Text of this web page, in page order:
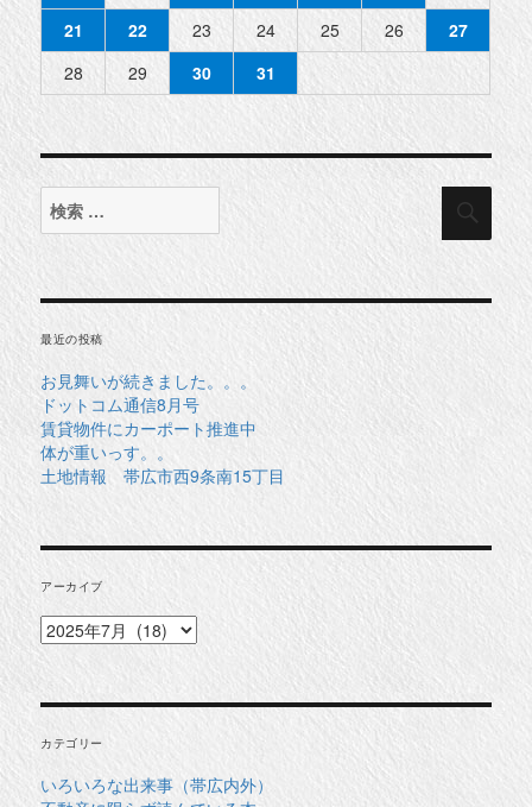
21
22 23 24 25 26
27
28
29 30 31
検
索
最近の投稿
お見舞いが続きました。。。
ドットコム通信8月号
賃貸物件にカーポート推進中
体が重いっす。。
土地情報 帯広市西9条南15丁目
アーカイブ
ア
ー
イ
カテゴリー
いろいろな出来事（帯広内外）